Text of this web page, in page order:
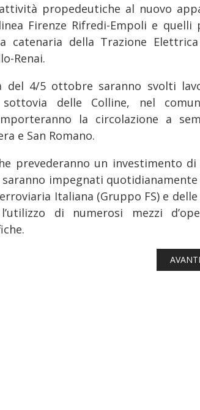
propedeutiche al nuovo
Firenze Rifredi-Empoli e quelli
catenaria della Trazione
Renai.
del 4/5 ottobre saranno svolti
sottovia delle Colline, nel
la circolazione a
e San Romano.
prevederanno un investimento di
impegnati quotidianamente
Italiana (Gruppo FS) e
di numerosi mezzi
FERROVIE: AKDOĞAN TRAIN CARGOAVANTI